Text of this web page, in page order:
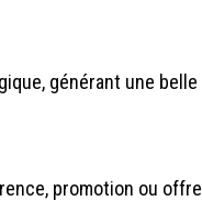
générant une belle
promotion ou offre